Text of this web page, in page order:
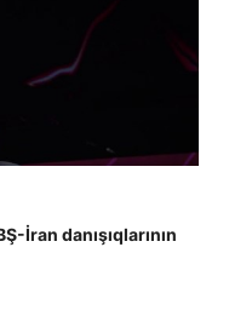
İran danışıqlarının